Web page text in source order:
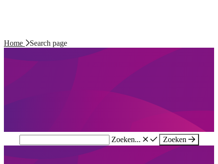
Home Search page
Zoeken... Zoeken